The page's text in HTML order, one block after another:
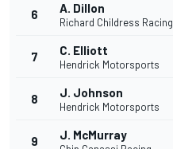
6 A. Dillon
Richard Childress Racing
7 C. Elliott
Hendrick Motorsports
8 J. Johnson
Hendrick Motorsports
9 J. McMurray